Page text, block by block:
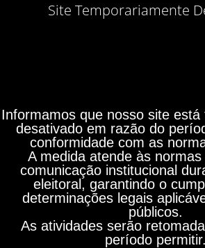
Site Temporariamente
Informamos que nosso site
desativado em razão do
conformidade com as
A medida atende às
comunicação institucional
eleitoral, garantindo o
determinações legais
públicos.
As atividades serão
período permitir.